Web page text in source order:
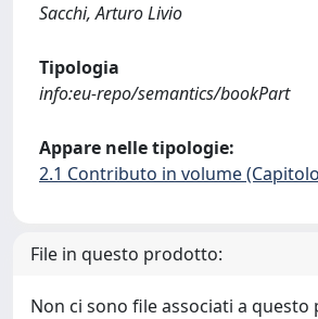
Sacchi, Arturo Livio
Tipologia
info:eu-repo/semantics/bookPart
Appare nelle tipologie:
2.1 Contributo in volume
File in questo prodotto:
Non ci sono file associati a